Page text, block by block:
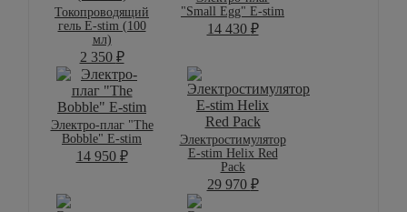
Токопроводящий
гель E-stim (100
мл)
2 350 ₽
"Small Egg" E-stim
14 430 ₽
Электро-плаг "The
Bobble" E-stim
14 950 ₽
Электростимулятор
E-stim Helix Red
Pack
29 970 ₽